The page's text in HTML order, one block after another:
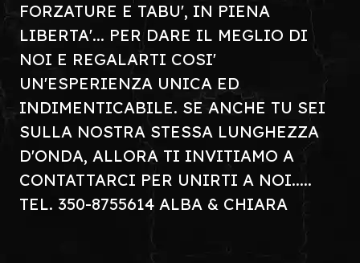
FORZATURE E TABU', IN PIENA
LIBERTA'... PER DARE IL MEGLIO DI
NOI E REGALARTI COSI'
UN'ESPERIENZA UNICA ED
INDIMENTICABILE. SE ANCHE TU SEI
SULLA NOSTRA STESSA LUNGHEZZA
D'ONDA, ALLORA TI INVITIAMO A
CONTATTARCI PER UNIRTI A NOI.....
TEL. 350-8755614 ALBA & CHIARA